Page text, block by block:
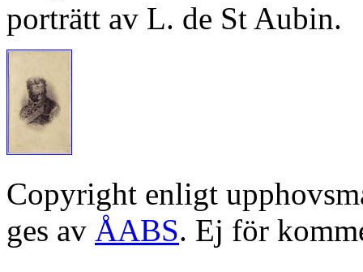
porträtt av L. de St Aubin.
Copyright enligt
ges av ÅABS. Ej för